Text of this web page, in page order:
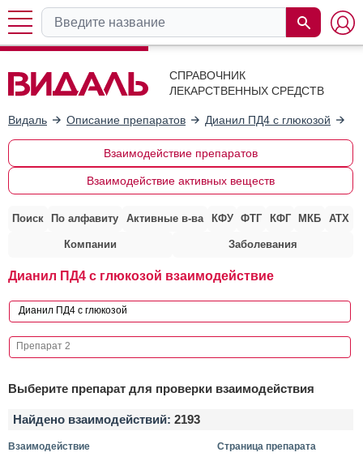
СПРАВОЧНИК
ЛЕКАРСТВЕННЫХ СРЕДСТВ
Видаль Описание препаратов Дианил ПД4 с глюкозой
Взаимодействие препаратов
Взаимодействие активных веществ
Поиск По алфавиту Активные в-ва КФУ ФТГ КФГ МКБ АТХ
Компании Заболевания
Дианил ПД4 с глюкозой взаимодействие
Выберите препарат для проверки взаимодействия
Найдено взаимодействий: 2193
Взаимодействие Страница препарата